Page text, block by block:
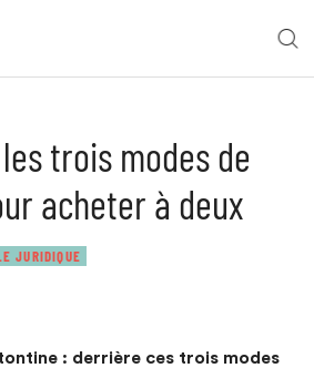
trois modes de
acheter à deux
JURIDIQUE
: derrière ces trois modes